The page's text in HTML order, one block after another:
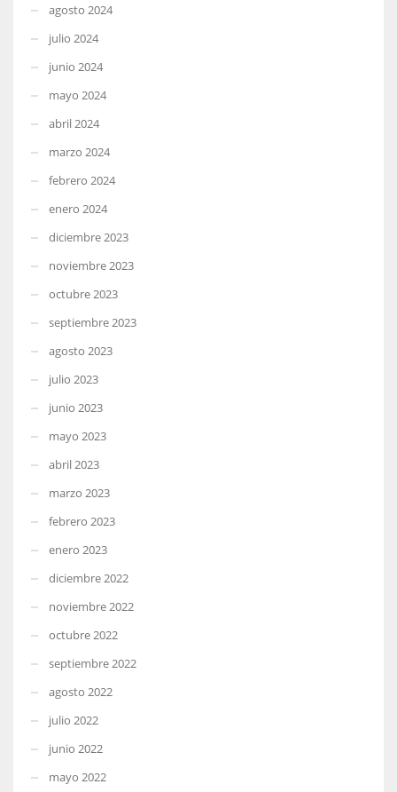
agosto 2024
julio 2024
junio 2024
mayo 2024
abril 2024
marzo 2024
febrero 2024
enero 2024
diciembre 2023
noviembre 2023
octubre 2023
septiembre 2023
agosto 2023
julio 2023
junio 2023
mayo 2023
abril 2023
marzo 2023
febrero 2023
enero 2023
diciembre 2022
noviembre 2022
octubre 2022
septiembre 2022
agosto 2022
julio 2022
junio 2022
mayo 2022